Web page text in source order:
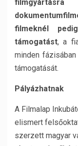
filmeknél
támogatást, a
minden
támogatását.
Pályázhatnak
A Filmalap
elismert
szerzett magyar